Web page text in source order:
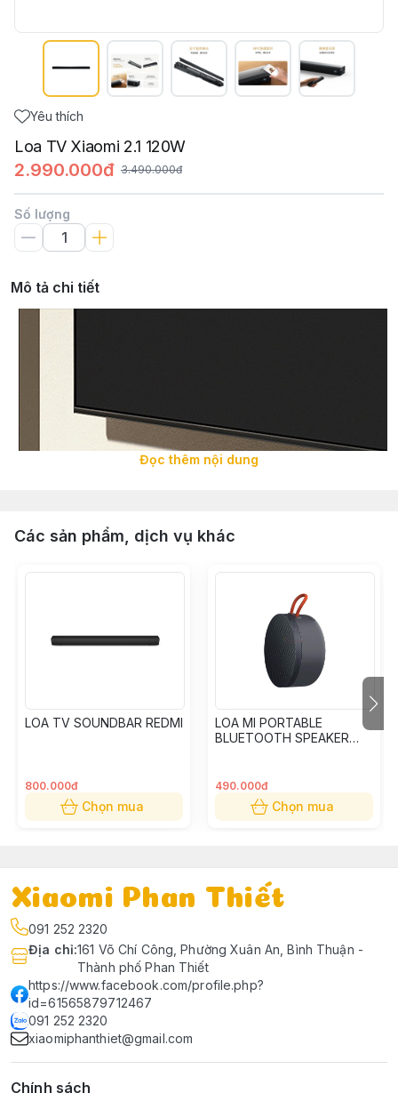
Yêu thích
Loa TV Xiaomi 2.1 120W
2.990.000đ 3.490.000đ
Số lượng
Mô tả chi tiết
Đọc thêm nội dung
Các sản phẩm, dịch vụ khác
LOA TV SOUNDBAR REDMI
800.000đ
Chọn mua
LOA MI PORTABLE
BLUETOOTH SPEAKER
490.000đ
Chọn mua
Xiaomi Phan Thiết
091 252 2320
Địa chỉ:161 Võ Chí Công, Phường Xuân An, Bình Thuận -
Thành phố Phan Thiết
https://www.facebook.com/profile.php?
id=61565879712467
091 252 2320
xiaomiphanthiet@gmail.com
Chính sách